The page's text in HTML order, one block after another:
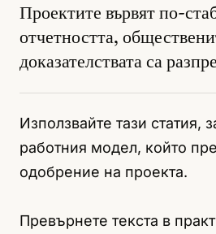
Проектите вървят по-
отчетността,
доказателствата са
Използвайте тази статия,
работния модел, който
одобрение на проекта.
Превърнете текста в